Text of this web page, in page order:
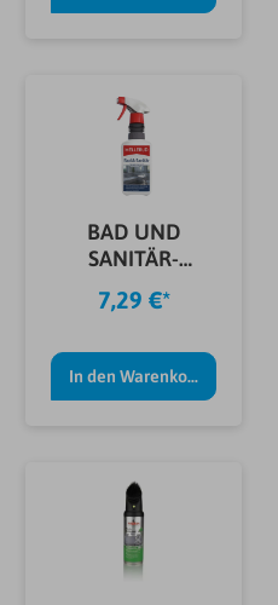
BAD UND
SANITÄR-
KRAFTREINIGER
0,5 L
7,29 €*
In den Warenkorb